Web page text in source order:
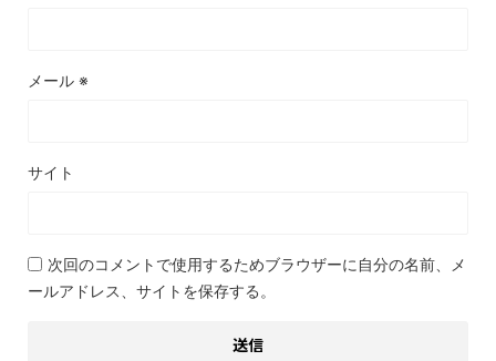
メール ※
サイト
次回のコメントで使用するためブラウザーに自分の名前、メ
ールアドレス、サイトを保存する。